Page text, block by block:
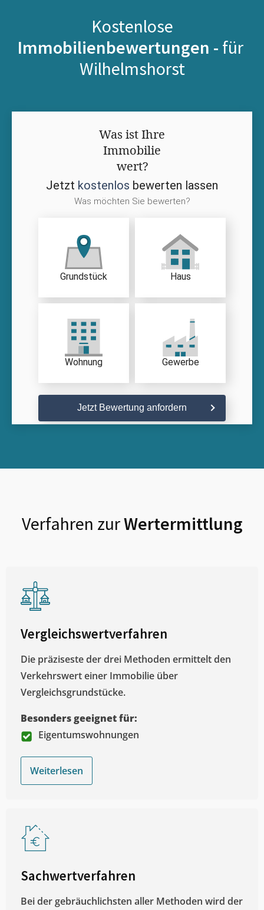
Kostenlose
Immobilienbewertungen - für
Wilhelmshorst
Was ist Ihre
Immobilie
wert?
Jetzt kostenlos bewerten lassen
Was möchten Sie bewerten?
Grundstück Haus
Wohnung Gewerbe
Jetzt Bewertung anfordern
Verfahren zurWertermittlung
Vergleichswertverfahren
Die präziseste der drei Methoden ermittelt den
Verkehrswert einer Immobilie über
Vergleichsgrundstücke.
Besonders geeignet für:
Eigentumswohnungen
Weiterlesen
Sachwertverfahren
Bei der gebräuchlichsten aller Methoden wird der